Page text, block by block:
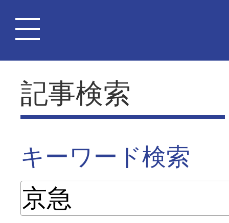
記事検索
キーワード検索